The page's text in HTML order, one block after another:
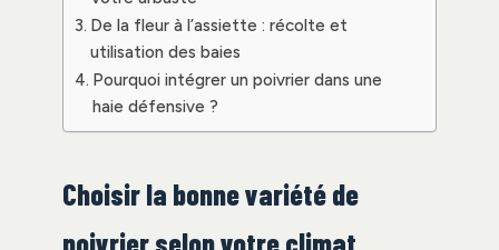
De la fleur à l’assiette : récolte et
utilisation des baies
Pourquoi intégrer un poivrier dans une
haie défensive ?
Choisir la bonne variété de
poivrier selon votre climat